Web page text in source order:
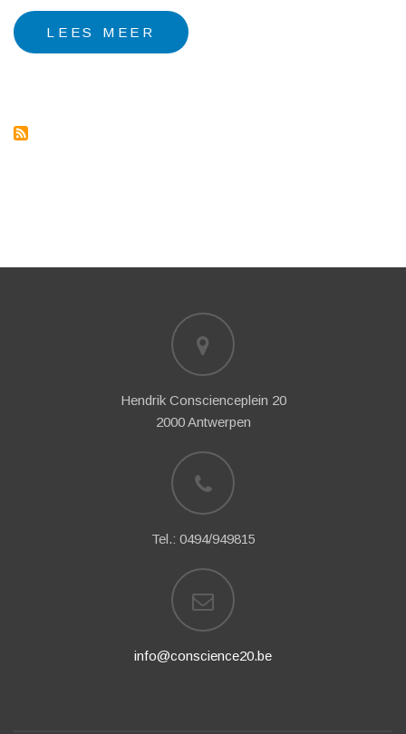
LEES MEER
OVER
BOUDEWIJN
Hendrik Conscienceplein 20
2000 Antwerpen
Tel.: 0494/949815
info@conscience20.be